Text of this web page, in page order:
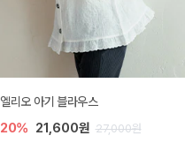
엘리오 아기 블라우스
20% 21,600원 27,000원